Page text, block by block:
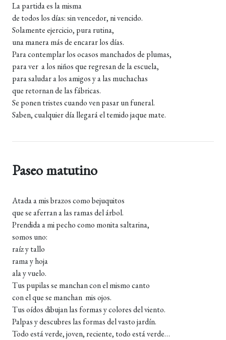
La partida es la misma
de todos los días: sin vencedor, ni vencido.
Solamente ejercicio, pura rutina,
una manera más de encarar los días.
Para contemplar los ocasos manchados de plumas,
para ver a los niños que regresan de la escuela,
para saludar a los amigos y a las muchachas
que retornan de las fábricas.
Se ponen tristes cuando ven pasar un funeral.
Saben, cualquier día llegará el temido jaque mate.
Paseo matutino
Atada a mis brazos como bejuquitos
que se aferran a las ramas del árbol.
Prendida a mi pecho como monita saltarina,
somos uno:
raíz y tallo
rama y hoja
ala y vuelo.
Tus pupilas se manchan con el mismo canto
con el que se manchan mis ojos.
Tus oídos dibujan las formas y colores del viento.
Palpas y descubres las formas del vasto jardín.
Todo está verde, joven, reciente, todo está verde…